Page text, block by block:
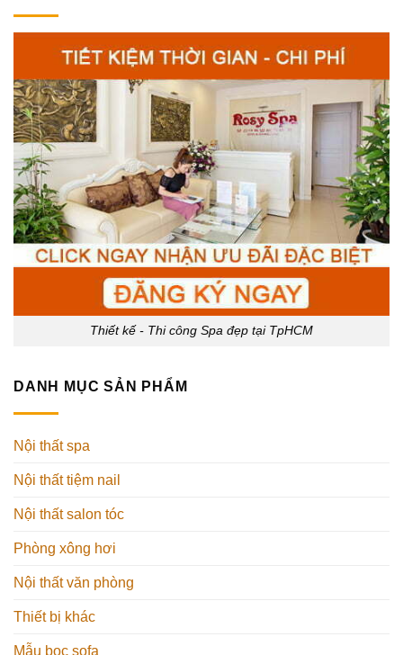
Thiết kế - Thi công Spa đẹp tại TpHCM
DANH MỤC SẢN PHẨM
Nội thất spa
Nội thất tiệm nail
Nội thất salon tóc
Phòng xông hơi
Nội thất văn phòng
Thiết bị khác
Mẫu bọc sofa